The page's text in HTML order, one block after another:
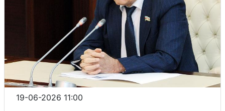
19-06-2026 11:00